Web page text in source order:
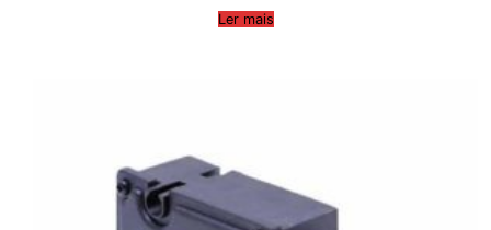
Ler mais